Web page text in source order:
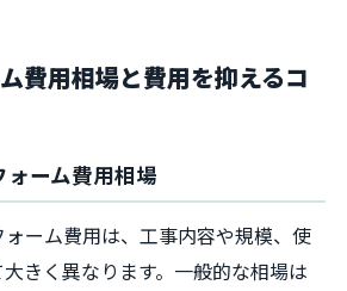
費用相場と費用を抑えるコ
ーム費用相場
ーム費用は、工事内容や規模、使
きく異なります。一般的な相場は